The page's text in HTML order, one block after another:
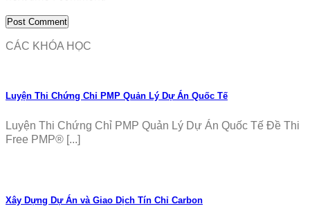
CÁC KHÓA HỌC
Luyện Thi Chứng Chỉ PMP Quản Lý Dự Án Quốc Tế
Luyện Thi Chứng Chỉ PMP Quản Lý Dự Án Quốc Tế Đề Thi
Free PMP® [...]
Xây Dựng Dự Án và Giao Dịch Tín Chỉ Carbon